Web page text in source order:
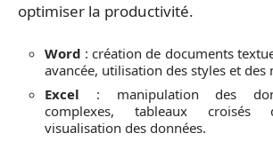
optimiser la productivité.
Word : création de documents
avancée, utilisation des styles et des
Excel : manipulation des
complexes, tableaux croisés
visualisation des données.